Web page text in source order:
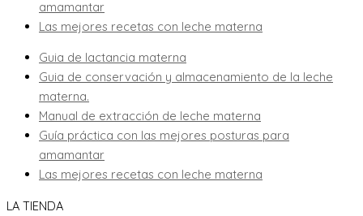
amamantar
Las mejores recetas con leche materna
Guia de lactancia materna
Guia de conservación y almacenamiento de la leche
materna.
Manual de extracción de leche materna
Guía práctica con las mejores posturas para
amamantar
Las mejores recetas con leche materna
LA TIENDA